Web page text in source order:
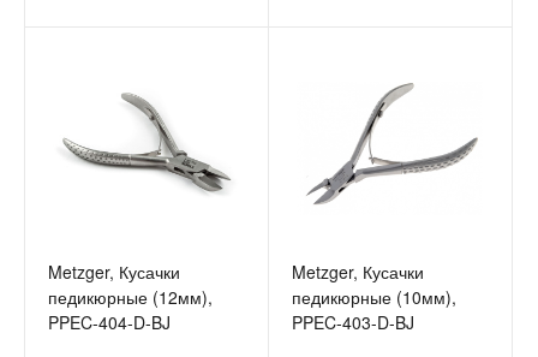
Metzger, Кусачки
педикюрные (12мм),
PPEC-404-D-BJ
Metzger, Кусачки
педикюрные (10мм),
PPEC-403-D-BJ